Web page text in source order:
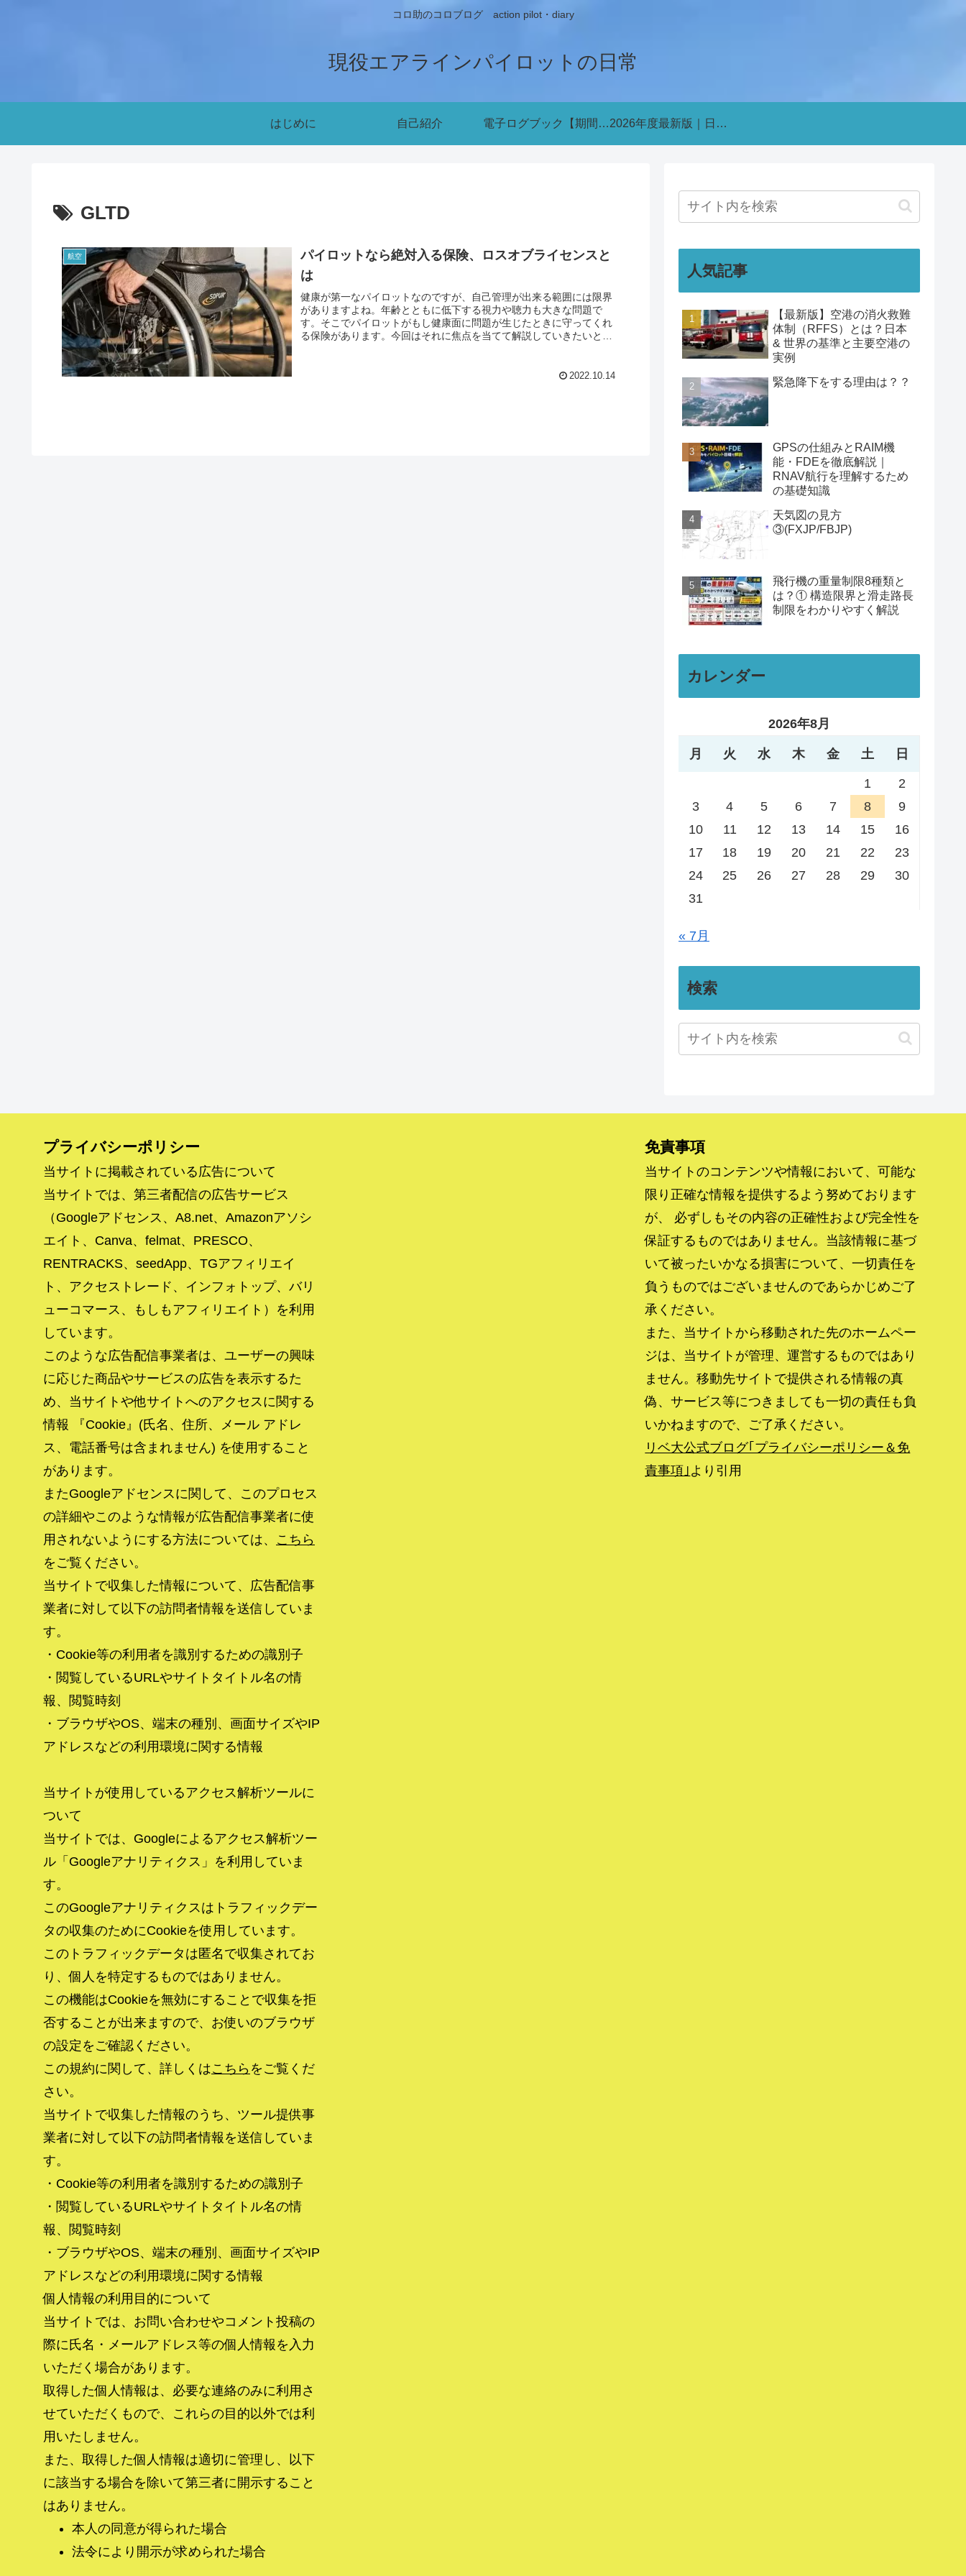
コロ助のコロブログ action pilot・diary
現役エアラインパイロットの日常
はじめに 自己紹介 電子ログブック【期間限定無料公開中】 2026年度最新版｜日本の航空会社パイロット採用・インターン情報まとめ【新卒・既卒対応】
GLTD
航空
パイロットなら絶対入る保険、ロスオブライセンスと
は
健康が第一なパイロットなのですが、自己管理が出来る範囲には限界
がありますよね。年齢とともに低下する視力や聴力も大きな問題で
す。そこでパイロットがもし健康面に問題が生じたときに守ってくれ
る保険があります。今回はそれに焦点を当てて解説していきたいと思
2022.10.14
人気記事
【最新版】空港の消火救難
体制（RFFS）とは？日本
& 世界の基準と主要空港の
実例
緊急降下をする理由は？？
GPSの仕組みとRAIM機
能・FDEを徹底解説｜
RNAV航行を理解するため
の基礎知識
天気図の見方
③(FXJP/FBJP)
飛行機の重量制限8種類と
は？① 構造限界と滑走路長
制限をわかりやすく解説
カレンダー
2026年8月
月 火 水 木 金 土 日
1
2
3
4 5 6 7 8
9
10
11 12 13 14 15
16
17
18 19 20 21 22
23
24
25 26 27 28 29
30
31
« 7月
検索
プライバシーポリシー
当サイトに掲載されている広告について
当サイトでは、第三者配信の広告サービス
（Googleアドセンス、A8.net、Amazonアソシ
エイト、Canva、felmat、PRESCO、
RENTRACKS、seedApp、TGアフィリエイ
ト、アクセストレード、インフォトップ、バリ
ューコマース、もしもアフィリエイト）を利用
しています。
このような広告配信事業者は、ユーザーの興味
に応じた商品やサービスの広告を表示するた
め、当サイトや他サイトへのアクセスに関する
情報 『Cookie』(氏名、住所、メール アドレ
ス、電話番号は含まれません) を使用すること
があります。
またGoogleアドセンスに関して、このプロセス
の詳細やこのような情報が広告配信事業者に使
用されないようにする方法については、 こちら
をご覧ください。
当サイトで収集した情報について、広告配信事
業者に対して以下の訪問者情報を送信していま
す。
・Cookie等の利用者を識別するための識別子
・閲覧しているURLやサイトタイトル名の情
報、閲覧時刻
・ブラウザやOS、端末の種別、画面サイズやIP
アドレスなどの利用環境に関する情報
当サイトが使用しているアクセス解析ツールに
ついて
当サイトでは、Googleによるアクセス解析ツー
ル「Googleアナリティクス」を利用していま
す。
このGoogleアナリティクスはトラフィックデー
タの収集のためにCookieを使用しています。
このトラフィックデータは匿名で収集されてお
り、個人を特定するものではありません。
この機能はCookieを無効にすることで収集を拒
否することが出来ますので、お使いのブラウザ
の設定をご確認ください。
この規約に関して、詳しくはこちら をご覧くだ
さい。
当サイトで収集した情報のうち、ツール提供事
業者に対して以下の訪問者情報を送信していま
す。
・Cookie等の利用者を識別するための識別子
・閲覧しているURLやサイトタイトル名の情
報、閲覧時刻
・ブラウザやOS、端末の種別、画面サイズやIP
アドレスなどの利用環境に関する情報
個人情報の利用目的について
当サイトでは、お問い合わせやコメント投稿の
際に氏名・メールアドレス等の個人情報を入力
いただく場合があります。
取得した個人情報は、必要な連絡のみに利用さ
せていただくもので、これらの目的以外では利
用いたしません。
また、取得した個人情報は適切に管理し、以下
に該当する場合を除いて第三者に開示すること
はありません。
本人の同意が得られた場合
法令により開示が求められた場合
免責事項
当サイトのコンテンツや情報において、可能な
限り正確な情報を提供するよう努めております
が、 必ずしもその内容の正確性および完全性を
保証するものではありません。当該情報に基づ
いて被ったいかなる損害について、一切責任を
負うものではございませんのであらかじめご了
承ください。
また、当サイトから移動された先のホームペー
ジは、当サイトが管理、運営するものではあり
ません。移動先サイトで提供される情報の真
偽、サービス等につきましても一切の責任も負
いかねますので、ご了承ください。
リベ大公式ブログ｢プライバシーポリシー＆免
責事項｣ より引用